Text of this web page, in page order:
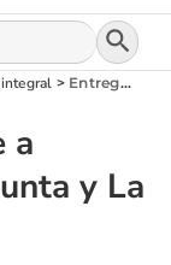
Botón
> Entrega AH en especie a familias indígenas La Junta y La Cristalina
a
y La